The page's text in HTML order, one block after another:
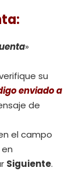
:
»
su
enviado a
de
el campo
Siguiente.